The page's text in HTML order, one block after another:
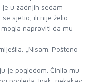
u zadnjih sedam
sjetio, ili nije želio
napraviti da mu
„Nisam. Pošteno
je pogledom. Činila mu